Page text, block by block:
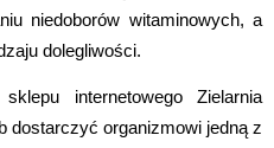
niedoborów witaminowych, a
dolegliwości.
internetowego Zielarnia
dostarczyć organizmowi jedną z